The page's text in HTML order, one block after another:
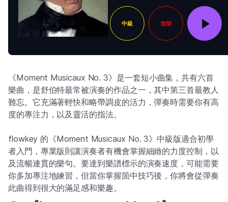
中級 進階
《Moment Musicaux No. 3》是一套短小曲集，共有六首
樂曲，是舒伯特最常被演奏的作品之一，其中第三首最教人
難忘。它充滿著輕快和略帶調皮的活力，彈奏時需要你有高
度的專注力，以及靈活的指法。
flowkey 的《Moment Musicaux No. 3》中級版適合初學
者入門，專業版則讓演奏者有機會掌握細緻的力度控制，以
及流暢連貫的樂句。要達到樂譜標示的演奏速度，可能需要
你多加專注地練習，但當你掌握箇中技巧後，你將會從彈奏
此曲得到很大的滿足感和樂趣。